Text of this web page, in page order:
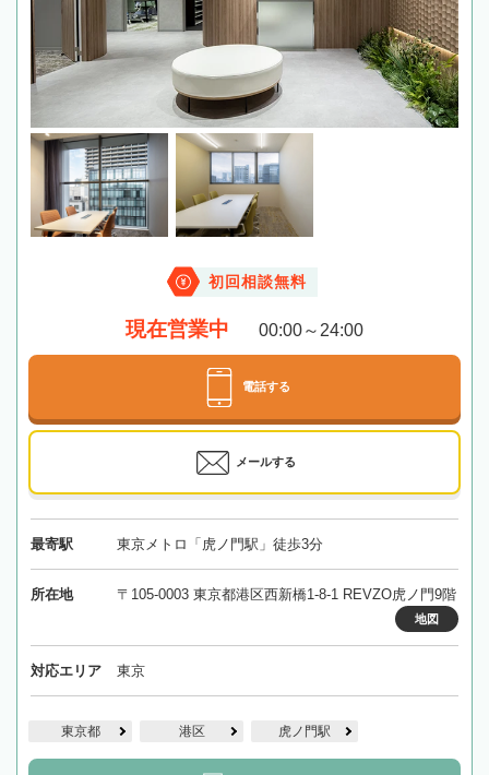
初回相談無料
現在営業中 00:00～24:00
電話する
メールする
最寄駅 東京メトロ「虎ノ門駅」徒歩3分
所在地 〒105-0003 東京都港区西新橋1-8-1 REVZO虎ノ門9階
地図
対応エリア 東京
東京都 港区 虎ノ門駅